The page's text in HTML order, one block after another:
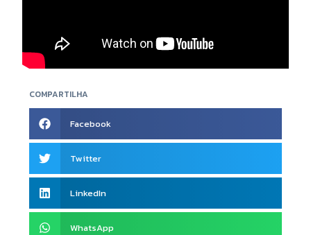
COMPARTILHA
Facebook
Twitter
LinkedIn
WhatsApp